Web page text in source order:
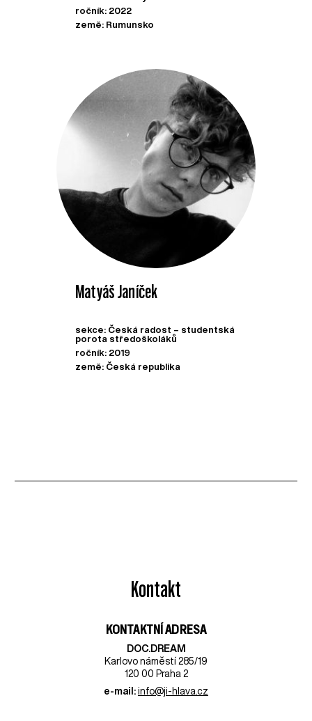
ročník: 2022
země: Rumunsko
Matyáš Janíček
sekce: Česká radost – studentská
porota středoškoláků
ročník: 2019
země: Česká republika
Kontakt
KONTAKTNÍ ADRESA
DOC.DREAM​
Karlovo náměstí 285/19
120 00 Praha 2
e-mail: info@ji-hlava.cz